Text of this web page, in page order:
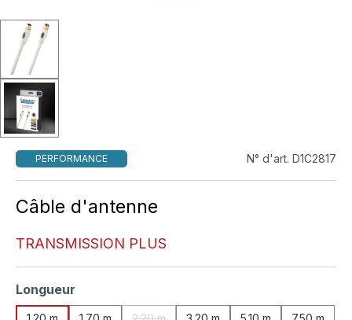
PERFORMANCE N° d'art. D1C2817
Câble d'antenne
TRANSMISSION PLUS
Sélectionnez
Longueur